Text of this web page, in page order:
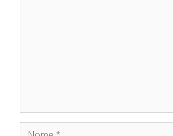
Nome